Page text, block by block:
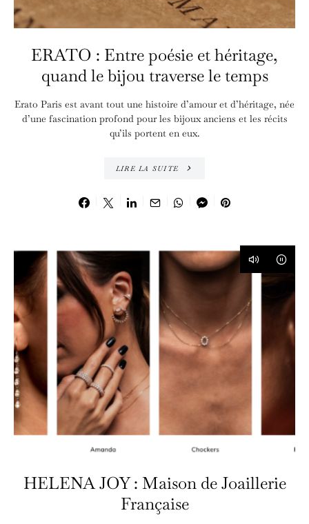
ERATO : Entre poésie et héritage,
quand le bijou traverse le temps
Erato Paris est avant tout une histoire d’amour et d’héritage, née
d’une fascination profond pour les bijoux anciens et les récits
qu’ils portent en eux.
LIRE LA SUITE
HELENA JOY : Maison de Joaillerie
Française